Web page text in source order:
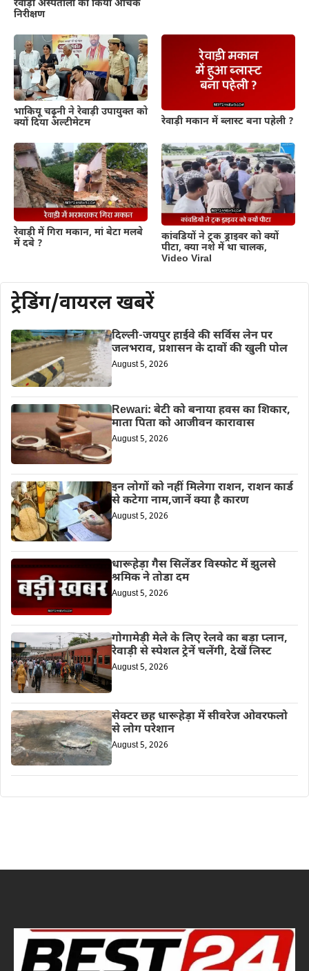
रेवाड़ी अस्पतालो को किया औचक
निरीक्षण
भाकियू चढ़ूनी ने रेवाड़ी उपायुक्त को
क्यों दिया अल्टीमेटम
रेवाड़ी मकान में ब्लास्ट बना पहेली ?
रेवाड़ी में गिरा मकान, मां बेटा मलबे
में दबे ?
कांवडियों ने ट्रक ड्राइवर को क्यों
पीटा, क्या नशे में था चालक,
Video Viral
ट्रेडिंग/वायरल खबरें
दिल्ली-जयपुर हाईवे की सर्विस लेन पर
जलभराव, प्रशासन के दावों की खुली पोल
August 5, 2026
Rewari: बेटी को बनाया हवस का शिकार,
माता पिता को आजीवन कारावास
August 5, 2026
इन लोगों को नहीं मिलेगा राशन, राशन कार्ड
से कटेगा नाम,जानें क्या है कारण
August 5, 2026
धारूहेड़ा गैस सिलेंडर विस्फोट में झुलसे
श्रमिक ने तोडा दम
August 5, 2026
गोगामेड़ी मेले के लिए रेलवे का बड़ा प्लान,
रेवाड़ी से स्पेशल ट्रेनें चलेंगी, देखें लिस्ट
August 5, 2026
सेक्टर छह धारूहेड़ा में सीवरेज ओवरफलो
से लोग परेशान
August 5, 2026